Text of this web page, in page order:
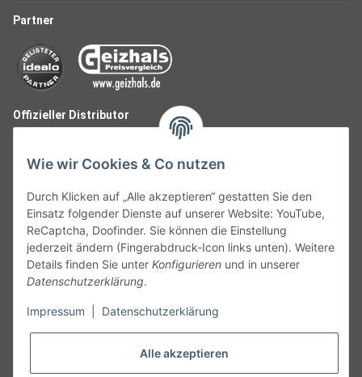
Partner
Offizieller Distributor
Follow Us
Wie wir Cookies & Co nutzen
Durch Klicken auf „Alle akzeptieren“ gestatten Sie den
Einsatz folgender Dienste auf unserer Website: YouTube,
ReCaptcha, Doofinder. Sie können die Einstellung
jederzeit ändern (Fingerabdruck-Icon links unten). Weitere
Details finden Sie unter Konfigurieren und in unserer
Datenschutzerklärung.
Impressum Datenschutzerklärung
Alle akzeptieren